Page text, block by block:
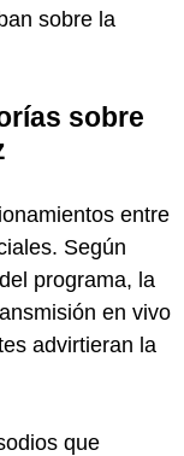
sobre la
sobre
entre
Según
programa, la
en vivo
advirtieran la
que